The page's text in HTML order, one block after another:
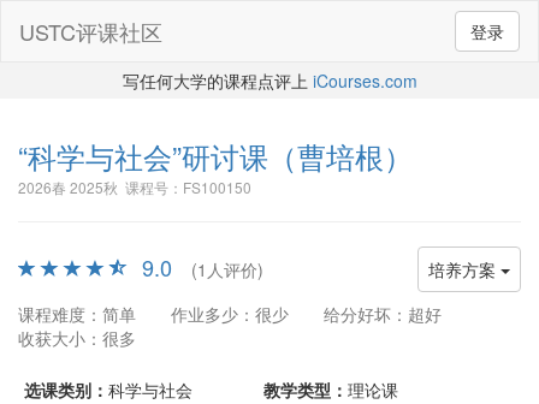
登录
USTC评课社区
写任何大学的课程点评上 iCourses.com
“科学与社会”研讨课 （曹培根）
2026春 2025秋 课程号：FS100150
培养方案
9.0
(1人评价)
课程难度：简单
作业多少：很少
给分好坏：超好
收获大小：很多
选课类别： 科学与社会 教学类型： 理论课